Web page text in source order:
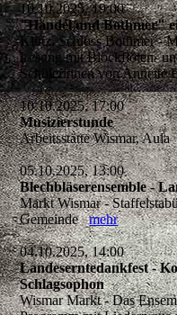
10.10.2025, 19:00
"Händel und Bothmer"
Klütz, Schloss Bothmer -
Lesung mit Blockflöten-
Schülerinnen von
10.10.2025, 17:00
Musizierstunde
Arbeitsstätte Wismar,
05.10.2025, 13:00
Blechbläserensemble -
Markt Wismar -
Gemeindemehr
04.10.2025, 14:00
Landeserntedankfest -
Schlagsophon
Wismar Markt - Das